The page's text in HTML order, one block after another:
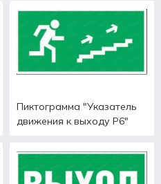
Пиктограмма "Указатель
движения к выходу Р6"